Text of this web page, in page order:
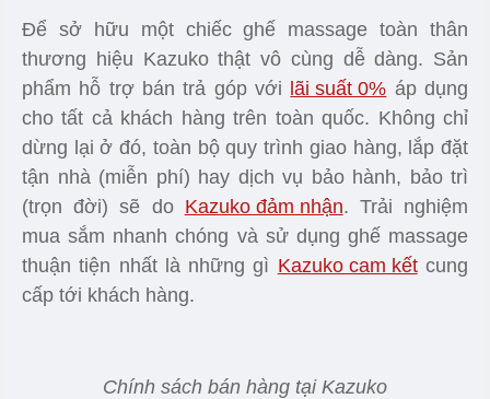
Để sở hữu một chiếc ghế massage toàn thân
thương hiệu Kazuko thật vô cùng dễ dàng. Sản
phẩm hỗ trợ bán trả góp với lãi suất 0% áp dụng
cho tất cả khách hàng trên toàn quốc. Không chỉ
dừng lại ở đó, toàn bộ quy trình giao hàng, lắp đặt
tận nhà (miễn phí) hay dịch vụ bảo hành, bảo trì
(trọn đời) sẽ do Kazuko đảm nhận. Trải nghiệm
mua sắm nhanh chóng và sử dụng ghế massage
thuận tiện nhất là những gì Kazuko cam kếtcung
cấp tới khách hàng.
Chính sách bán hàng tại Kazuko